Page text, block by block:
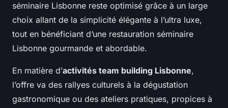
séminaire Lisbonne reste optimisé grâce à un large
choix allant de la simplicité élégante à l’ultra luxe,
tout en bénéficiant d’une restauration séminaire
Lisbonne gourmande et abordable.
En matière d’activités team building Lisbonne,
l’offre va des rallyes culturels à la dégustation
gastronomique ou des ateliers pratiques, propices à